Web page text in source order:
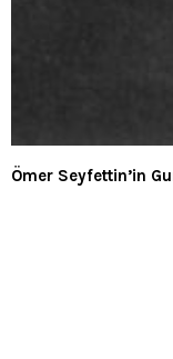
Ömer Seyfettin’in